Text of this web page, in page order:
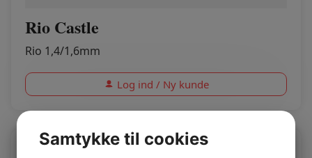
Rio Castle
Rio 1,4/1,6mm
Log ind / Ny kunde
Samtykke til cookies